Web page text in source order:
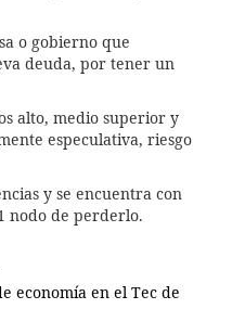
o gobierno que
deuda, por tener un
alto, medio superior y
especulativa, riesgo
y se encuentra con
nodo de perderlo.
economía en el Tec de